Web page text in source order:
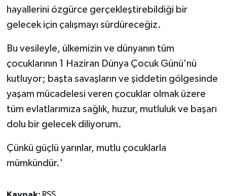
hayallerini özgürce gerçekleştirebildiği bir
gelecek için çalışmayı sürdüreceğiz.
Bu vesileyle, ülkemizin ve dünyanın tüm
çocuklarının 1 Haziran Dünya Çocuk Günü'nü
kutluyor; başta savaşların ve şiddetin gölgesinde
yaşam mücadelesi veren çocuklar olmak üzere
tüm evlatlarımıza sağlık, huzur, mutluluk ve başarı
dolu bir gelecek diliyorum.
Çünkü güçlü yarınlar, mutlu çocuklarla
mümkündür.'